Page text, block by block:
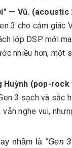
— Vũ. (acoustic
3 cho cảm giác
lớp DSP mới
nhiều hơn, một
Huỳnh (pop-rock
3 sạch và sắc
vẫn nghe vui,
nhầm là "Gen